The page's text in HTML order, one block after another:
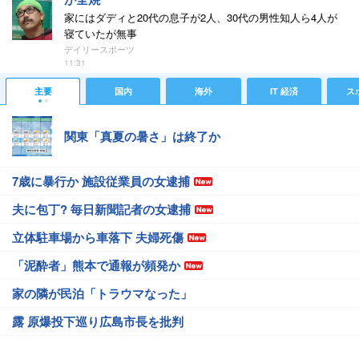
家にはダディと20代の息子が2人、30代の男性知人ら4人が
寝ていたが無事
デイリースポーツ
11:31
主要 国内 海外 IT 経済 ス
関東「真夏の暑さ」は終了か
7歳に暴行か 施設従業員の女逮捕
夫に包丁? 毎日新聞記者の女逮捕
立体駐車場から車落下 夫婦死傷
「泥酔者」熊本で通報が頻発か
家の隣が民泊「トラウマなった」
露 原爆投下巡り広島市長を批判